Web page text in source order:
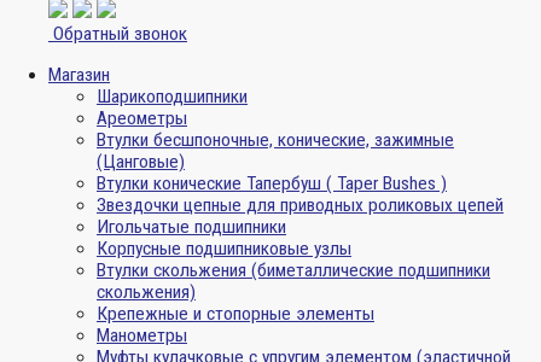
Обратный звонок
Магазин
Шарикоподшипники
Ареометры
Втулки бесшпоночные, конические, зажимные
(Цанговые)
Втулки конические Тапербуш ( Taper Bushes )
Звездочки цепные для приводных роликовых цепей
Игольчатые подшипники
Корпусные подшипниковые узлы
Втулки скольжения (биметаллические подшипники
скольжения)
Крепежные и стопорные элементы
Манометры
Муфты кулачковые с упругим элементом (эластичной